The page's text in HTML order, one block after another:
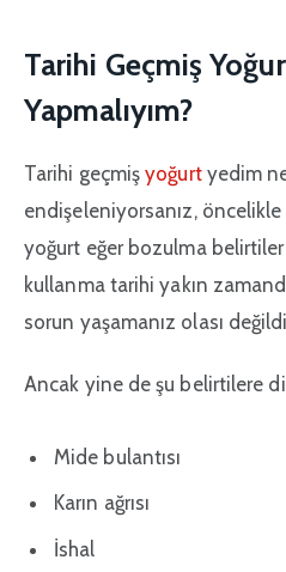
Tarihi Geçmiş
Yapmalıyım?
Tarihi geçmişyoğurt yedim
endişeleniyorsanız,
yoğurt eğer bozulma
kullanma tarihi yakın
sorun yaşamanız olası
Ancak yine de şu belirtilere
Mide bulantısı
Karın ağrısı
İshal